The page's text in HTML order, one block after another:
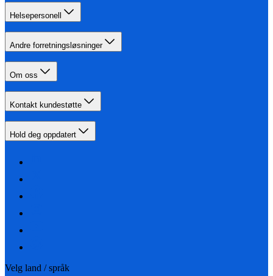
Helsepersonell
Andre forretningsløsninger
Om oss
Kontakt kundestøtte
Hold deg oppdatert
Velg land / språk